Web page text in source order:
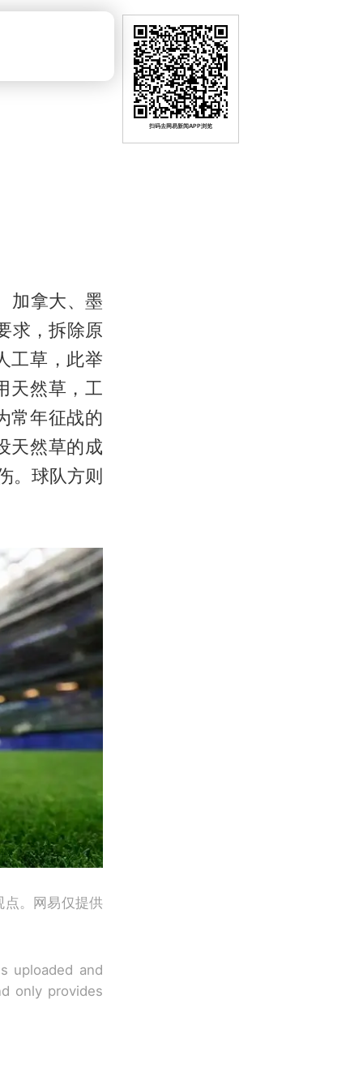
加拿大、墨
求，拆除原
工草，此举
天然草，工
常年征战的
天然草的成
。球队方则
点。网易仅提供
uploaded and
only provides
扫码去网易新闻APP浏览